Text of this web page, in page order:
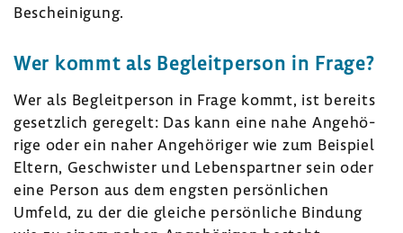
Beschei­ni­gung.
Wer kommt als Begleit­person in Frage?
Wer als Begleit­person in Frage kommt, ist bereits
gesetz­lich gere­gelt: Das kann eine nahe Ange­hö­
rige oder ein naher Ange­hö­riger wie zum Beispiel
Eltern, Geschwister und Lebens­partner sein oder
eine Person aus dem engsten persön­li­chen
Umfeld, zu der die gleiche persön­liche Bindung